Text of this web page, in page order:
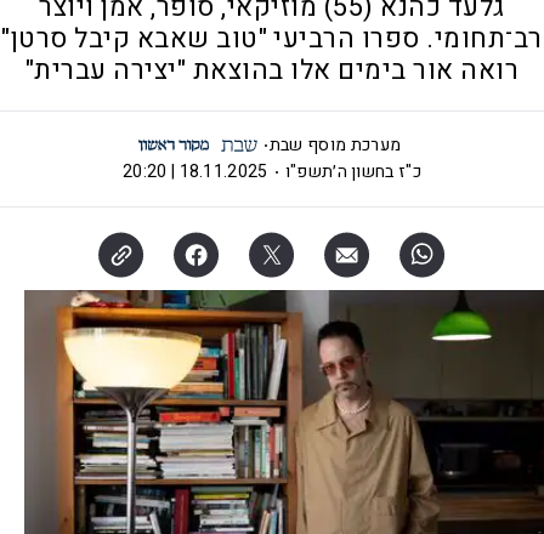
רב־תחומי. ספרו הרביעי "טוב שאבא קיבל סרטן"
רואה אור בימים אלו בהוצאת "יצירה עברית"
מערכת מוסף שבת
כ"ז בחשון ה׳תשפ"ו
18.11.2025 | 20:20